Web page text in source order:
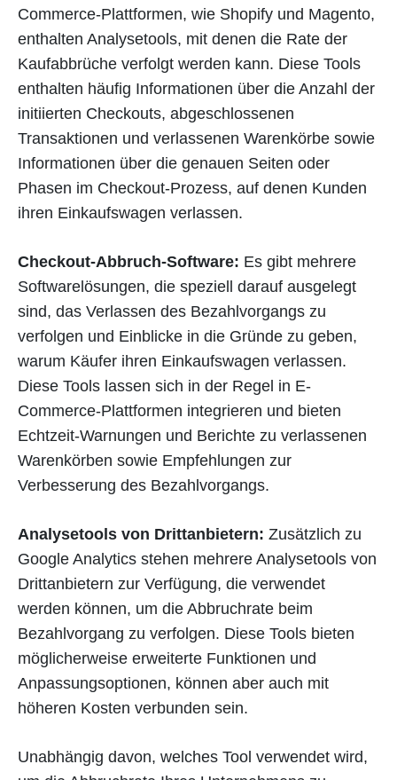
Commerce-Plattformen, wie Shopify und Magento,
enthalten Analysetools, mit denen die Rate der
Kaufabbrüche verfolgt werden kann. Diese Tools
enthalten häufig Informationen über die Anzahl der
initiierten Checkouts, abgeschlossenen
Transaktionen und verlassenen Warenkörbe sowie
Informationen über die genauen Seiten oder
Phasen im Checkout-Prozess, auf denen Kunden
ihren Einkaufswagen verlassen.
Checkout-Abbruch-Software: Es gibt mehrere
Softwarelösungen, die speziell darauf ausgelegt
sind, das Verlassen des Bezahlvorgangs zu
verfolgen und Einblicke in die Gründe zu geben,
warum Käufer ihren Einkaufswagen verlassen.
Diese Tools lassen sich in der Regel in E-
Commerce-Plattformen integrieren und bieten
Echtzeit-Warnungen und Berichte zu verlassenen
Warenkörben sowie Empfehlungen zur
Verbesserung des Bezahlvorgangs.
Analysetools von Drittanbietern: Zusätzlich zu
Google Analytics stehen mehrere Analysetools von
Drittanbietern zur Verfügung, die verwendet
werden können, um die Abbruchrate beim
Bezahlvorgang zu verfolgen. Diese Tools bieten
möglicherweise erweiterte Funktionen und
Anpassungsoptionen, können aber auch mit
höheren Kosten verbunden sein.
Unabhängig davon, welches Tool verwendet wird,